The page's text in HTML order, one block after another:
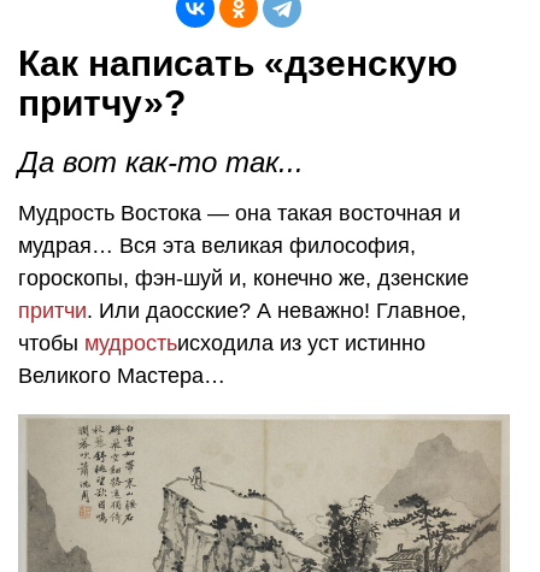
Как написать «дзенскую
притчу»?
Да вот как-то так...
Мудрость Востока — она такая восточная и
мудрая… Вся эта великая философия,
гороскопы, фэн-шуй и, конечно же, дзенские
притчи. Или даосские? А неважно! Главное,
чтобы мудростьисходила из уст истинно
Великого Мастера…